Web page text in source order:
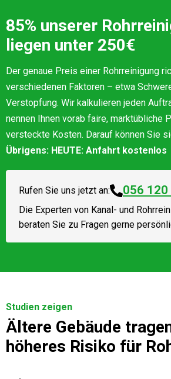
85% unserer
liegen unter 250€
Der genaue Preis einer Rohrreinigung
verschiedenen Faktoren – etwa
Verstopfung. Wir kalkulieren jeden
nennen Ihnen vorab faire, marktübliche
versteckte Kosten. Darauf können Sie
Übrigens: HEUTE: Anfahrt kostenlos
Rufen Sie uns jetzt an: 056
Die Experten von Kanal- und
beraten Sie zu Fragen gerne
Studien zeigen
Ältere Gebäude
höheres Risiko für